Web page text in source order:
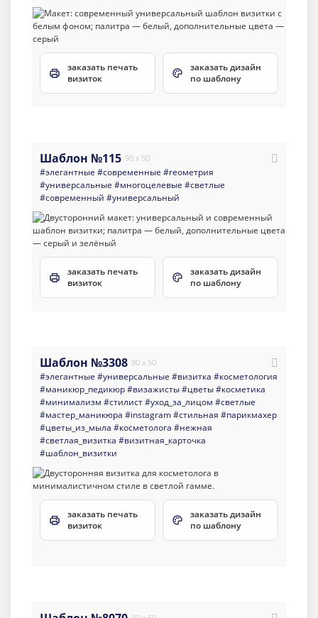
заказать печать
визиток
заказать дизайн
по шаблону
Шаблон №115 90 x 50
#элегантные #современные #геометрия
#универсальные #многоцелевые #светлые
#современный #универсальный
заказать печать
визиток
заказать дизайн
по шаблону
Шаблон №3308 90 x 50
#элегантные #универсальные #визитка #косметология
#маникюр_педикюр#визажисты#цветы#косметика
#минимализм #стилист#уход_за_лицом #светлые
#мастер_маникюра #instagram#стильная #парикмахер
#цветы_из_мыла #косметолога #нежная
#светлая_визитка #визитная_карточка
#шаблон_визитки
заказать печать
визиток
заказать дизайн
по шаблону